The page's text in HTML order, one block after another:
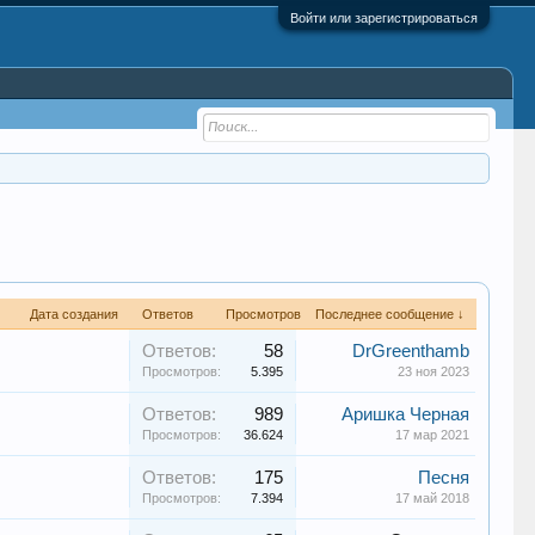
Войти или зарегистрироваться
Дата создания Ответов Просмотров Последнее сообщение ↓
Ответов: 58
Просмотров: 5.395
DrGreenthamb
23 ноя 2023
Ответов: 989
Просмотров: 36.624
Аришка Черная
17 мар 2021
Ответов: 175
Просмотров: 7.394
Песня
17 май 2018